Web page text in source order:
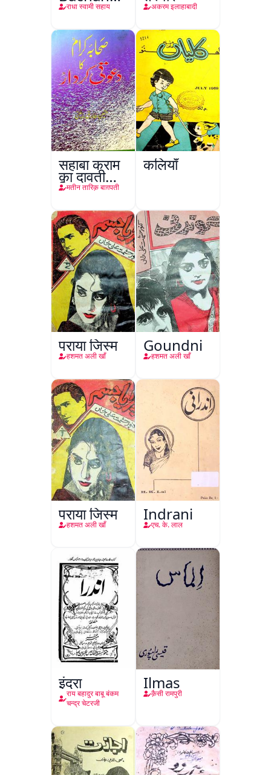
Nasr
राधा स्वामी सहाय अकरम इलाहाबादी
सहाबा कराम
का दावती
किरदार
मतीन तारिक़ बाग़पती
कलियाँ
पराया जिस्म
हशमत अली खाँ
Goundni
हशमत अली खाँ
पराया जिस्म
हशमत अली खाँ
Indrani
एच. के. लाल
इंद्रा
राय बहादुर बाबू बंकम
चन्द्र चेटरजी
Ilmas
क़ैसी रामपुरी